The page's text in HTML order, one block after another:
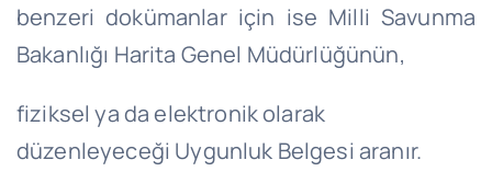
benzeri dokümanlar için ise Milli Savunma
Bakanlığı Harita Genel Müdürlüğünün,
fiziksel ya da elektronik olarak
düzenleyeceği Uygunluk Belgesi aranır.